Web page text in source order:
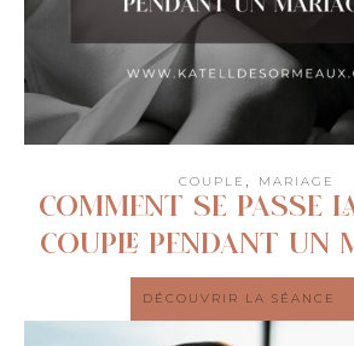
COUPLE , MARIAGE
Comment se passe
couple pendant un
DÉCOUVRIR LA SÉANCE